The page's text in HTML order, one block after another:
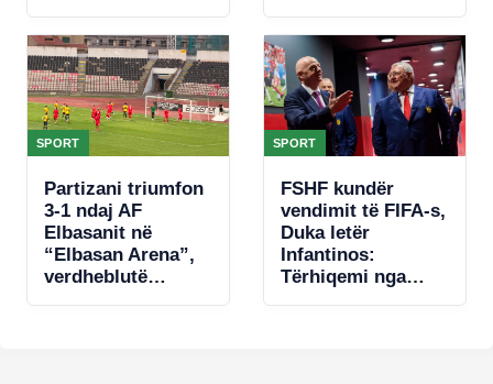
mbështetjen ndaj
presidentit të
FIFA-s
SPORT
Partizani triumfon
3-1 ndaj AF
Elbasanit në
“Elbasan Arena”,
verdheblutë
SPORT
FSHF kundër
vendimit të FIFA-s,
Duka letër
Infantinos:
Tërhiqemi nga